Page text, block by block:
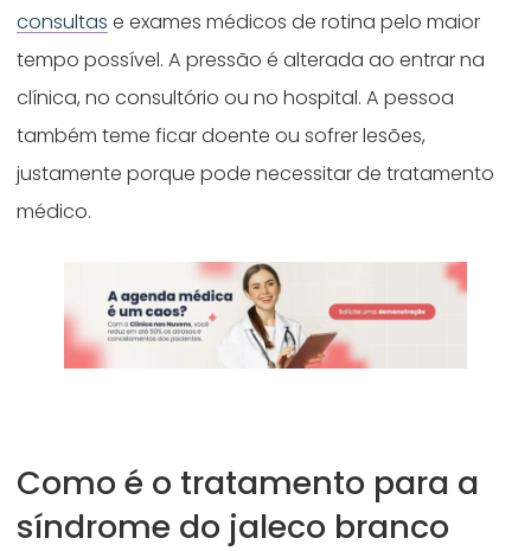
consultas e exames médicos de rotina pelo maior
tempo possível. A pressão é alterada ao entrar na
clínica, no consultório ou no hospital. A pessoa
também teme ficar doente ou sofrer lesões,
justamente porque pode necessitar de tratamento
médico.
Como é o tratamento para a
síndrome do jaleco branco